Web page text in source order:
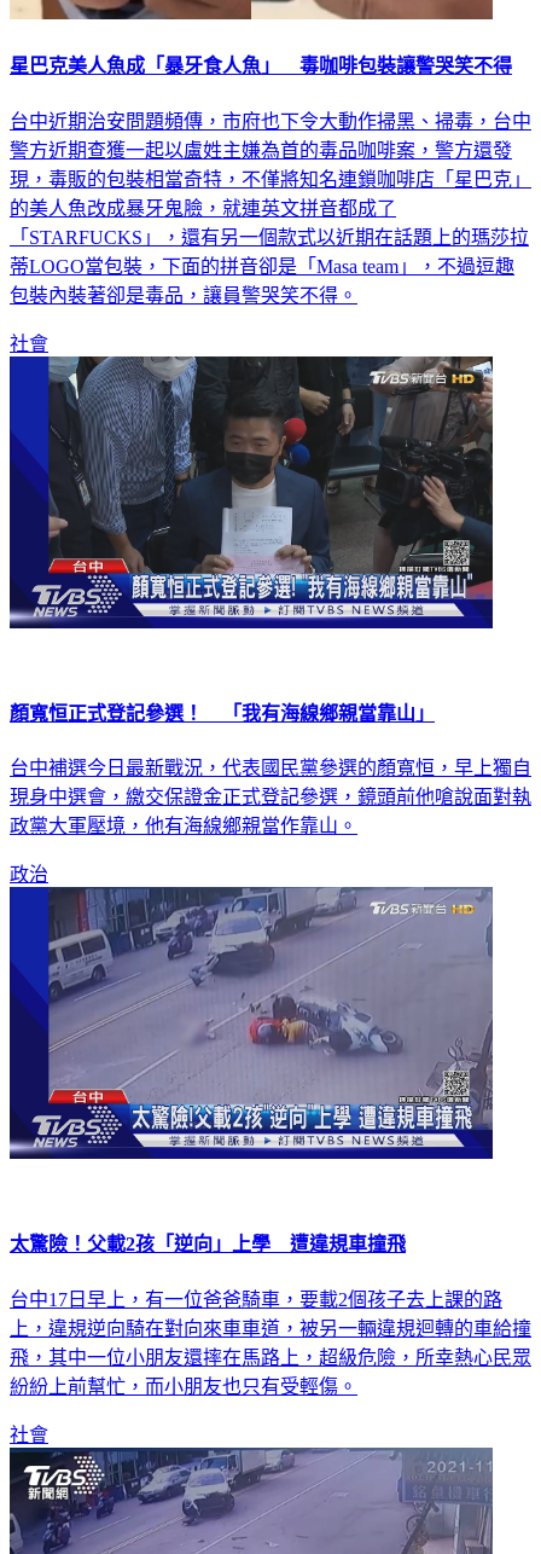
星巴克美人魚成「暴牙食人魚」 毒咖啡包裝讓警哭笑不得
台中近期治安問題頻傳，市府也下令大動作掃黑、掃毒，台中
警方近期查獲一起以盧姓主嫌為首的毒品咖啡案，警方還發
現，毒販的包裝相當奇特，不僅將知名連鎖咖啡店「星巴克」
的美人魚改成暴牙鬼臉，就連英文拼音都成了
「STARFUCKS」，還有另一個款式以近期在話題上的瑪莎拉
蒂LOGO當包裝，下面的拼音卻是「Masa team」，不過逗趣
包裝內裝著卻是毒品，讓員警哭笑不得。
社會
顏寬恒正式登記參選！ 「我有海線鄉親當靠山」
台中補選今日最新戰況，代表國民黨參選的顏寬恒，早上獨自
現身中選會，繳交保證金正式登記參選，鏡頭前他嗆說面對執
政黨大軍壓境，他有海線鄉親當作靠山。
政治
太驚險！父載2孩「逆向」上學 遭違規車撞飛
台中17日早上，有一位爸爸騎車，要載2個孩子去上課的路
上，違規逆向騎在對向來車車道，被另一輛違規迴轉的車給撞
飛，其中一位小朋友還摔在馬路上，超級危險，所幸熱心民眾
紛紛上前幫忙，而小朋友也只有受輕傷。
社會